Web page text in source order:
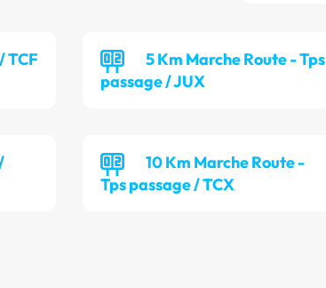
TCF
5 Km Marche Route - Tps
passage / JUX
10 Km Marche Route -
Tps passage / TCX